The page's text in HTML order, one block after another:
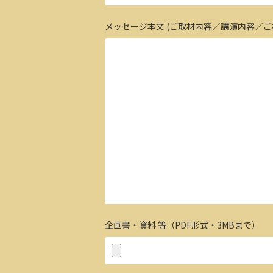
メッセージ本文 (ご取材内容／講演内容／
企画書・資料 等（PDF形式・3MBまで）